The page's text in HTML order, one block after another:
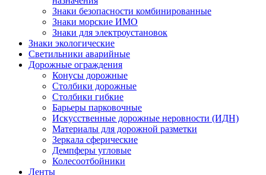
Знаки безопасности комбинированные
Знаки морские ИМО
Знаки для электроустановок
Знаки экологические
Светильники аварийные
Дорожные ограждения
Конусы дорожные
Столбики дорожные
Столбики гибкие
Барьеры парковочные
Искусственные дорожные неровности (ИДН)
Материалы для дорожной разметки
Зеркала сферические
Демпферы угловые
Колесоотбойники
Ленты